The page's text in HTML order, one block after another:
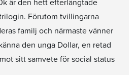
Förutom tvillingarna
familj och närmaste vänner
den unga Dollar, en retad
sitt samvete för social status